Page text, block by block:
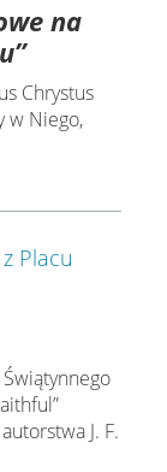
na
Chrystus
w Niego,
J. F.